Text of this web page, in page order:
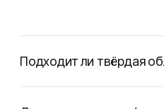
Подходит ли твёрдая